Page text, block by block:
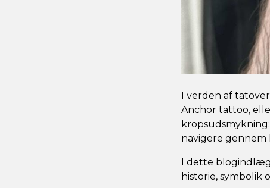
I verden af
Anchor tattoo,
navigere
I dette blogindlæg
historie, symbolik